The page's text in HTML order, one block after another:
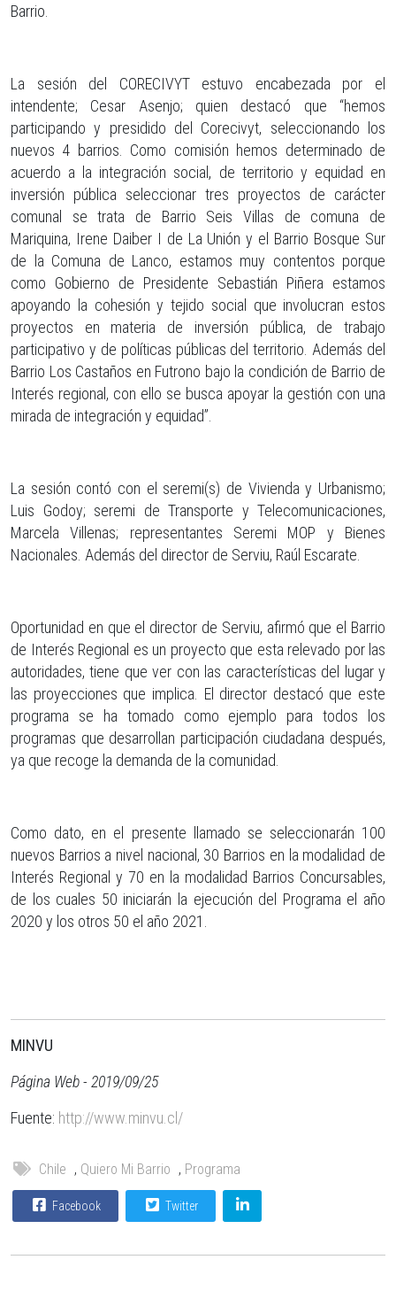
Barrio.
La sesión del CORECIVYT estuvo encabezada por el
intendente; Cesar Asenjo; quien destacó que “hemos
participando y presidido del Corecivyt, seleccionando los
nuevos 4 barrios. Como comisión hemos determinado de
acuerdo a la integración social, de territorio y equidad en
inversión pública seleccionar tres proyectos de carácter
comunal se trata de Barrio Seis Villas de comuna de
Mariquina, Irene Daiber I de La Unión y el Barrio Bosque Sur
de la Comuna de Lanco, estamos muy contentos porque
como Gobierno de Presidente Sebastián Piñera estamos
apoyando la cohesión y tejido social que involucran estos
proyectos en materia de inversión pública, de trabajo
participativo y de políticas públicas del territorio. Además del
Barrio Los Castaños en Futrono bajo la condición de Barrio de
Interés regional, con ello se busca apoyar la gestión con una
mirada de integración y equidad”.
La sesión contó con el seremi(s) de Vivienda y Urbanismo;
Luis Godoy; seremi de Transporte y Telecomunicaciones,
Marcela Villenas; representantes Seremi MOP y Bienes
Nacionales. Además del director de Serviu, Raúl Escarate.
Oportunidad en que el director de Serviu, afirmó que el Barrio
de Interés Regional es un proyecto que esta relevado por las
autoridades, tiene que ver con las características del lugar y
las proyecciones que implica. El director destacó que este
programa se ha tomado como ejemplo para todos los
programas que desarrollan participación ciudadana después,
ya que recoge la demanda de la comunidad.
Como dato, en el presente llamado se seleccionarán 100
nuevos Barrios a nivel nacional, 30 Barrios en la modalidad de
Interés Regional y 70 en la modalidad Barrios Concursables,
de los cuales 50 iniciarán la ejecución del Programa el año
2020 y los otros 50 el año 2021.
MINVU
Página Web - 2019/09/25
Fuente: http://www.minvu.cl/
Chile , Quiero Mi Barrio , Programa
Facebook Twitter